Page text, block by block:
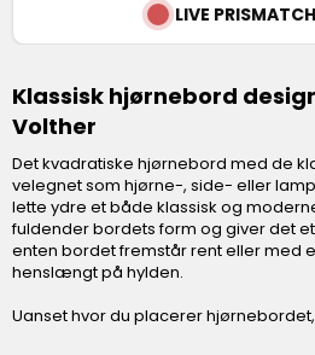
LIVE PRISMATCH
Klassisk hjørnebord
Volther
Det kvadratiske hjørnebord med de
velegnet som hjørne-, side- eller
lette ydre et både klassisk og
fuldender bordets form og giver det
enten bordet fremstår rent eller med
henslængt på hylden.
Uanset hvor du placerer